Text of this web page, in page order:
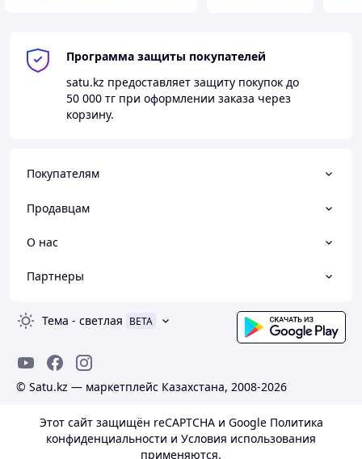
Программа защиты покупателей
satu.kz предоставляет защиту покупок до
50 000 тг при оформлении заказа через
корзину.
Покупателям
Продавцам
О нас
Партнеры
Тема - светлая BETA
© Satu.kz — маркетплейс Казахстана, 2008-2026
Этот сайт защищён reCAPTCHA и Google Политика
конфиденциальности и Условия использования
применяются.